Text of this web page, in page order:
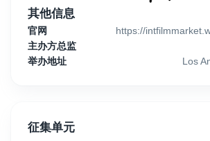
其他信息
官网
https://
主办方总监
举办地址
Los
征集单元